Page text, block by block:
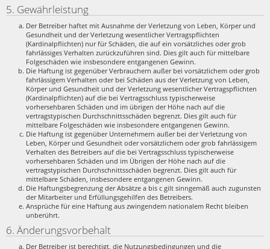
5. Gewährleistung
Der Betreiber haftet mit Ausnahme der Verletzung von Leben, Körper und
Gesundheit und der Verletzung wesentlicher Vertragspflichten
(Kardinalpflichten) nur für Schäden, die auf ein vorsätzliches oder grob
fahrlässiges Verhalten zurückzuführen sind. Dies gilt auch für mittelbare
Folgeschäden wie insbesondere entgangenen Gewinn.
Die Haftung ist gegenüber Verbrauchern außer bei vorsätzlichem oder grob
fahrlässigem Verhalten oder bei Schäden aus der Verletzung von Leben,
Körper und Gesundheit und der Verletzung wesentlicher Vertragspflichten
(Kardinalpflichten) auf die bei Vertragsschluss typischerweise
vorhersehbaren Schäden und im übrigen der Höhe nach auf die
vertragstypischen Durchschnittsschäden begrenzt. Dies gilt auch für
mittelbare Folgeschäden wie insbesondere entgangenen Gewinn.
Die Haftung ist gegenüber Unternehmern außer bei der Verletzung von
Leben, Körper und Gesundheit oder vorsätzlichem oder grob fahrlässigem
Verhalten des Betreibers auf die bei Vertragsschluss typischerweise
vorhersehbaren Schäden und im Übrigen der Höhe nach auf die
vertragstypischen Durchschnittsschäden begrenzt. Dies gilt auch für
mittelbare Schäden, insbesondere entgangenen Gewinn.
Die Haftungsbegrenzung der Absätze a bis c gilt sinngemäß auch zugunsten
der Mitarbeiter und Erfüllungsgehilfen des Betreibers.
Ansprüche für eine Haftung aus zwingendem nationalem Recht bleiben
unberührt.
6. Änderungsvorbehalt
Der Betreiber ist berechtigt, die Nutzungsbedingungen und die